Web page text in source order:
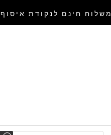
משלוח חינם לנקודת איסוף